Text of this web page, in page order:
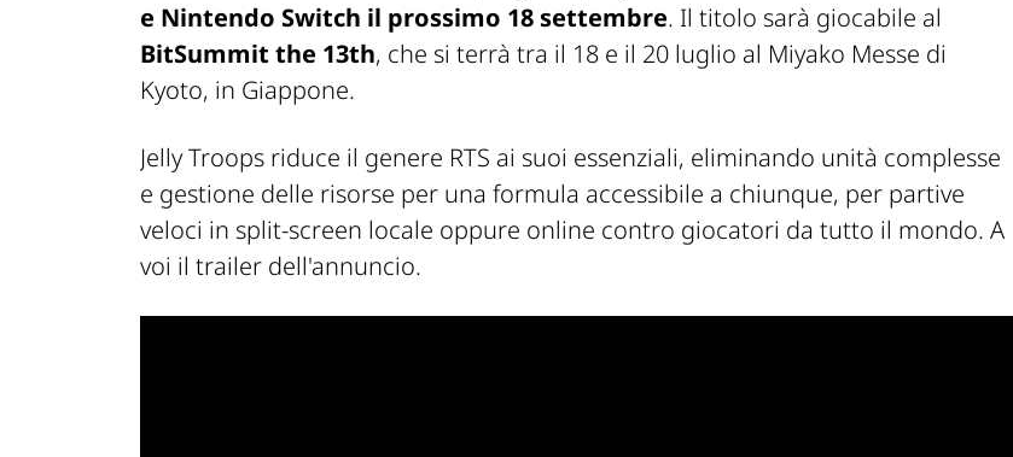
e Nintendo Switch il prossimo 18 settembre. Il titolo sarà giocabile al
BitSummit the 13th, che si terrà tra il 18 e il 20 luglio al Miyako Messe di
Kyoto, in Giappone.
Jelly Troops riduce il genere RTS ai suoi essenziali, eliminando unità complesse
e gestione delle risorse per una formula accessibile a chiunque, per partive
veloci in split-screen locale oppure online contro giocatori da tutto il mondo. A
voi il trailer dell'annuncio.